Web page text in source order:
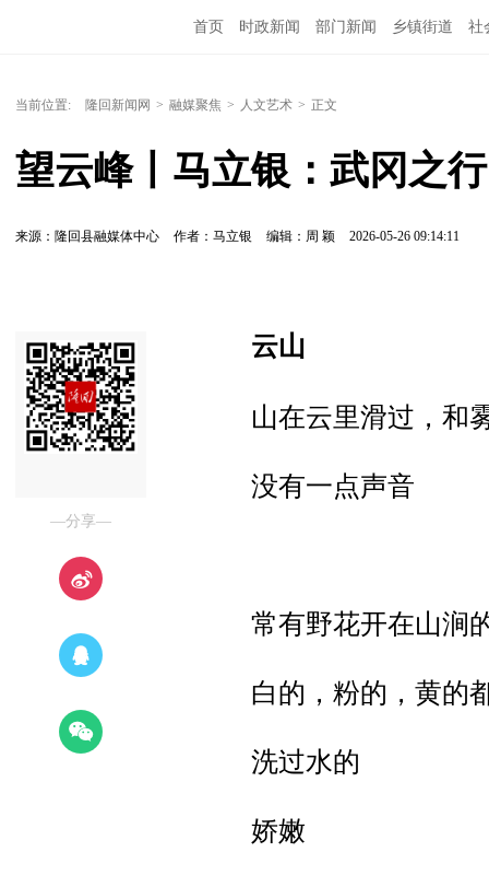
首页 时政新闻 部门新闻 乡镇街道 社
当前位置: 隆回新闻网 > 融媒聚焦 > 人文艺术 > 正文
望云峰丨马立银：武冈之
来源：隆回县融媒体中心 作者：马立银 编辑：周 颖 2026-05-26 09:14:11
—分享—
云山
山在云里滑过，和
没有一点声音
常有野花开在山涧
白的，粉的，黄的
洗过水的
娇嫩